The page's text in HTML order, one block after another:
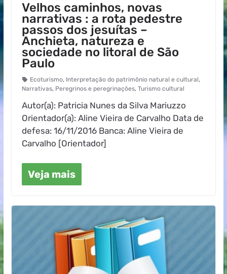
Velhos caminhos, novas
narrativas : a rota pedestre
passos dos jesuítas –
Anchieta, natureza e
sociedade no litoral de São
Paulo
Ecoturismo, Interpretação do patrimônio natural e cultural,
Narrativas, Peregrinos e peregrinações, Turismo cultural
Autor(a): Patricia Nunes da Silva Mariuzzo
Orientador(a): Aline Vieira de Carvalho Data de
defesa: 16/11/2016 Banca: Aline Vieira de
Carvalho [Orientador]
Veja mais